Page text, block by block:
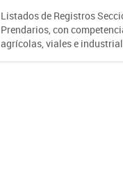
Listados de Registros
Prendarios, con
agrícolas, viales e